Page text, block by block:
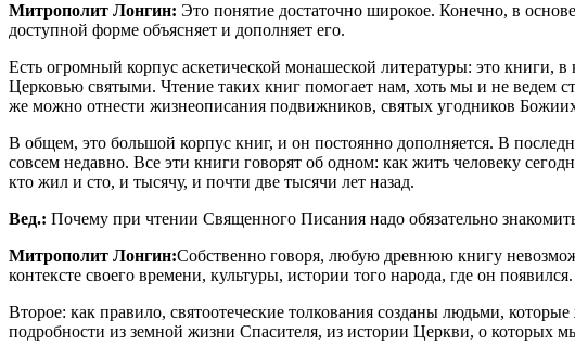
Митрополит Лонгин: Это понятие достаточно широкое. Конечно, в
доступной форме объясняет и дополняет его.
Есть огромный корпус аскетической монашеской литературы: это
Церковью святыми. Чтение таких книг помогает нам, хоть мы и не ведем
же можно отнести жизнеописания подвижников, святых угодников
В общем, это большой корпус книг, и он постоянно дополняется. В
совсем недавно. Все эти книги говорят об одном: как жить человеку
кто жил и сто, и тысячу, и почти две тысячи лет назад.
Вед.: Почему при чтении Священного Писания надо обязательно
Митрополит Лонгин:Собственно говоря, любую древнюю книгу
контексте своего времени, культуры, истории того народа, где он
Второе: как правило, святоотеческие толкования созданы людьми,
подробности из земной жизни Спасителя, из истории Церкви, о которых